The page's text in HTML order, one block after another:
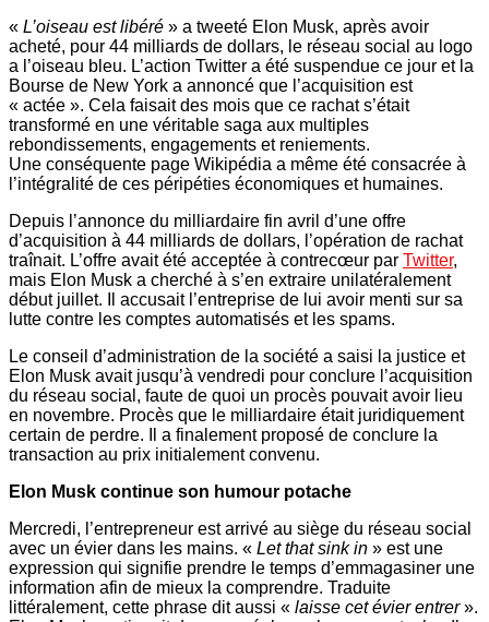
« L’oiseau est libéré » a tweeté Elon Musk, après avoir
acheté, pour 44 milliards de dollars, le réseau social au logo
a l’oiseau bleu. L’action Twitter a été suspendue ce jour et la
Bourse de New York a annoncé que l’acquisition est
« actée ». Cela faisait des mois que ce rachat s’était
transformé en une véritable saga aux multiples
rebondissements, engagements et reniements.
Une conséquente page Wikipédia a même été consacrée à
l’intégralité de ces péripéties économiques et humaines.
Depuis l’annonce du milliardaire fin avril d’une offre
d’acquisition à 44 milliards de dollars, l’opération de rachat
traînait. L’offre avait été acceptée à contrecœur par Twitter,
mais Elon Musk a cherché à s’en extraire unilatéralement
début juillet. Il accusait l’entreprise de lui avoir menti sur sa
lutte contre les comptes automatisés et les spams.
Le conseil d’administration de la société a saisi la justice et
Elon Musk avait jusqu’à vendredi pour conclure l’acquisition
du réseau social, faute de quoi un procès pouvait avoir lieu
en novembre. Procès que le milliardaire était juridiquement
certain de perdre. Il a finalement proposé de conclure la
transaction au prix initialement convenu.
Elon Musk continue son humour potache
Mercredi, l’entrepreneur est arrivé au siège du réseau social
avec un évier dans les mains. « Let that sink in » est une
expression qui signifie prendre le temps d’emmagasiner une
information afin de mieux la comprendre. Traduite
littéralement, cette phrase dit aussi « laisse cet évier entrer».